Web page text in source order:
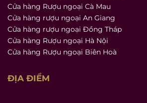
Cửa hàng Rượu ngoại Cà Mau
Cửa hàng rượu ngoại An Giang
Cửa hàng rượu ngoại Đồng Tháp
Cửa hàng Rượu ngoại Hà Nội
Cửa hàng Rượu ngoại Biên Hoà
ĐỊA ĐIỂM